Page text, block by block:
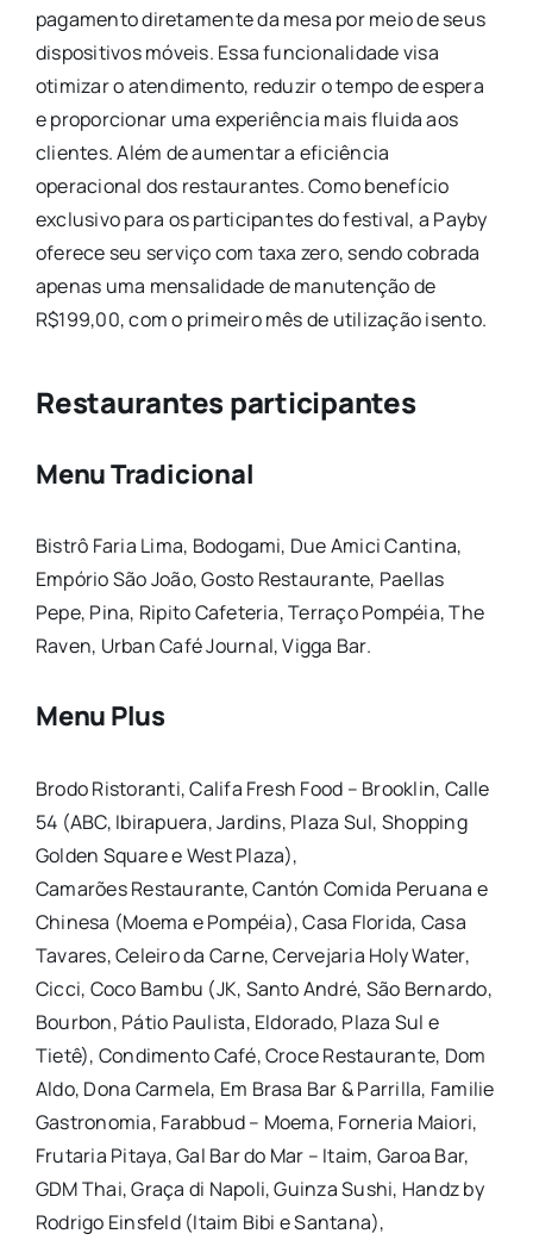
pagamento diretamente da mesa por meio de seus
dispositivos móveis. Essa funcionalidade visa
otimizar o atendimento, reduzir o tempo de espera
e proporcionar uma experiência mais fluida aos
clientes. Além de aumentar a eficiência
operacional dos restaurantes. Como benefício
exclusivo para os participantes do festival, a Payby
oferece seu serviço com taxa zero, sendo cobrada
apenas uma mensalidade de manutenção de
R$199,00, com o primeiro mês de utilização isento.
Restaurantes participantes
Menu Tradicional
Bistrô Faria Lima, Bodogami, Due Amici Cantina,
EmpórioSãoJoão, Gosto Restaurante, Paellas
Pepe, Pina, Ripito Cafeteria, Terraço Pompéia, The
Raven, Urban Café Journal, Vigga Bar.
Menu Plus
Brodo Ristoranti, Califa Fresh Food – Brooklin, Calle
54 (ABC, Ibirapuera, Jardins, Plaza Sul, Shopping
Golden Square e West Plaza),
CamarõesRestaurante, Cantón Comida Peruana e
Chinesa (Moema e Pompéia), Casa Florida, Casa
Tavares, Celeiro da Carne, Cervejaria Holy Water,
Cicci, Coco Bambu (JK, Santo André, São Bernardo,
Bourbon, Pátio Paulista, Eldorado, Plaza Sul e
Tietê), Condimento Café, CroceRestaurante, Dom
Aldo, Dona Carmela, Em Brasa Bar & Parrilla, Familie
Gastronomia, Farabbud – Moema, Forneria Maiori,
Frutaria Pitaya, Gal Bar do Mar – Itaim, Garoa Bar,
GDM Thai, Graça di Napoli, Guinza Sushi, Handz by
Rodrigo Einsfeld (Itaim Bibi e Santana),